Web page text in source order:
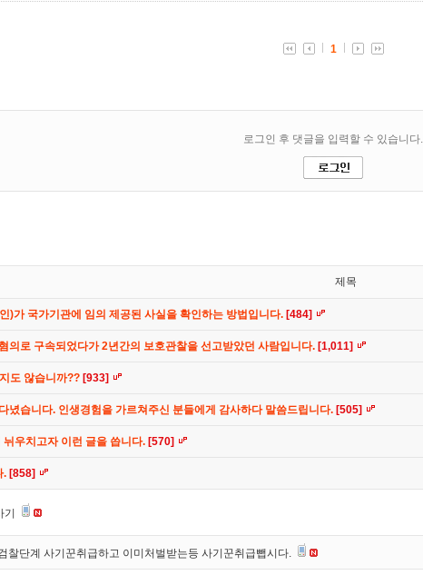
제목
)가 국가기관에 임의 제공된 사실을 확인하는 방법입니다. [484]
의로 구속되었다가 2년간의 보호관찰을 선고받았던 사람입니다. [1,011]
도 않습니까?? [933]
녔습니다. 인생경험을 가르쳐주신 분들에게 감사하다 말씀드립니다. [505]
우치고자 이런 글을 씁니다. [570]
. [858]
찰단계 사기꾼취급하고 이미처벌받는등 사기꾼취급뺍시다.